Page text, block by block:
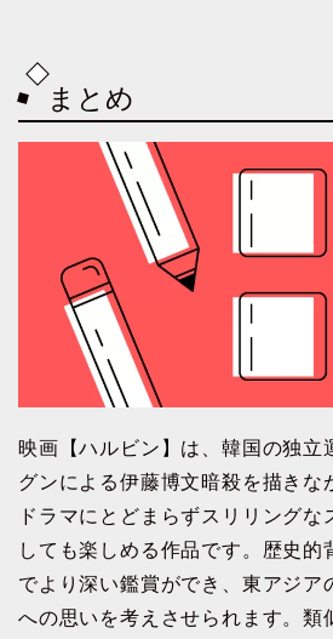
まとめ
映画【ハルビン】は、韓国の独立
グンによる伊藤博文暗殺を描きな
ドラマにとどまらずスリリングな
しても楽しめる作品です。歴史的
でより深い鑑賞ができ、東アジア
への思いを考えさせられます。類